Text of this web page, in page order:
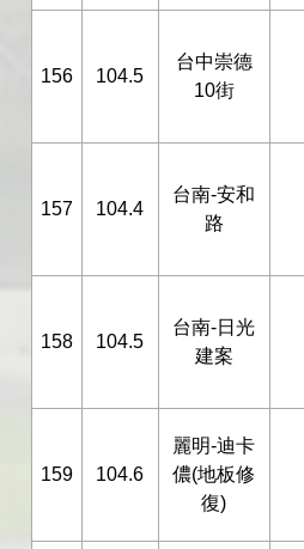
156 104.5
台中崇德
10街
157 104.4
台南-安和
路
158 104.5
台南-日光
建案
159 104.6
麗明-迪卡
儂(地板修
復)